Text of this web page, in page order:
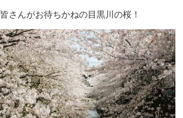
皆さんがお待ちかねの目黒川の桜！